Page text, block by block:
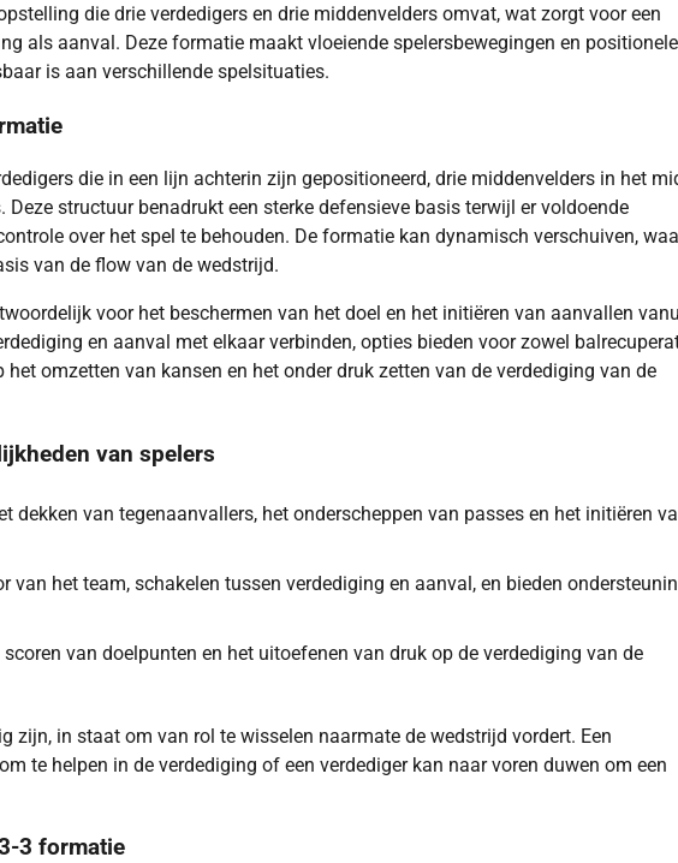
die drie verdedigers en drie middenvelders omvat, wat zorgt voor een
als aanval. Deze formatie maakt vloeiende spelersbewegingen en positionele
is aan verschillende spelsituaties.
die in een lijn achterin zijn gepositioneerd, drie middenvelders in het
structuur benadrukt een sterke defensieve basis terwijl er voldoende
over het spel te behouden. De formatie kan dynamisch verschuiven,
van de flow van de wedstrijd.
voor het beschermen van het doel en het initiëren van aanvallen
en aanval met elkaar verbinden, opties bieden voor zowel
omzetten van kansen en het onder druk zetten van de verdediging van de
van spelers
dekken van tegenaanvallers, het onderscheppen van passes en het initiëren
van het team, schakelen tussen verdediging en aanval, en bieden
van doelpunten en het uitoefenen van druk op de verdediging van de
zijn, in staat om van rol te wisselen naarmate de wedstrijd vordert. Een
te helpen in de verdediging of een verdediger kan naar voren duwen om een
3 formatie